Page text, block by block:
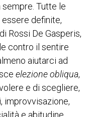
Tutte le
definite,
Rossi De Gasperis,
contro il sentire
aiutarci ad
elezione obliqua,
e di scegliere,
improvvisazione,
e abitudine,